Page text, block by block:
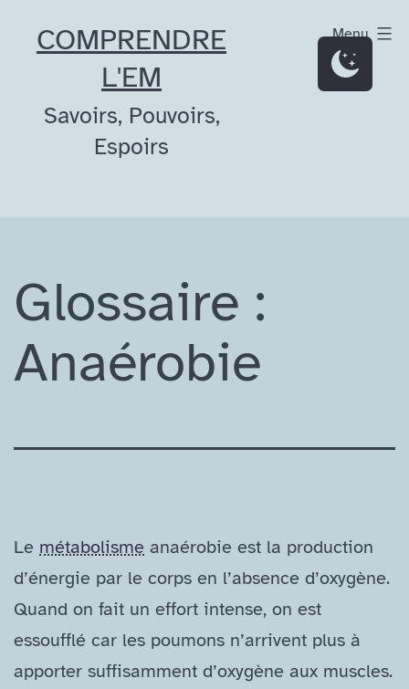
COMPRENDRE
L'EM
Savoirs, Pouvoirs,
Espoirs
Menu
Glossaire :
Anaérobie
Le métabolisme anaérobie est la production
d’énergie par le corps en l’absence d’oxygène.
Quand on fait un effort intense, on est
essoufflé car les poumons n’arrivent plus à
apporter suffisamment d’oxygène aux muscles.